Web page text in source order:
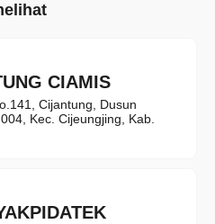
CIAMIS
Cijantung, Dusun
Kec. Cijeungjing, Kab.